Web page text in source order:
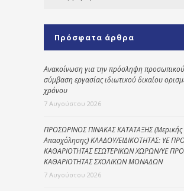
Πρόσφατα άρθρα
Ανακοίνωση για την πρόσληψη
σύμβαση εργασίας ιδιωτικού δικαίου
χρόνου
7 Αυγούστου 2026
ΠΡΟΣΩΡΙΝΟΣ ΠΙΝΑΚΑΣ ΚΑΤΑΤΑΞΗΣ (Μερικής
Απασχόλησης) ΚΛΑΔΟΥ/ΕΙΔΙΚΟΤΗΤΑΣ: ΥΕ
ΚΑΘΑΡΙΟΤΗΤΑΣ ΕΣΩΤΕΡΙΚΩΝ ΧΩΡΩΝ/ΥΕ
ΚΑΘΑΡΙΟΤΗΤΑΣ ΣΧΟΛΙΚΩΝ ΜΟΝΑΔΩΝ
7 Αυγούστου 2026